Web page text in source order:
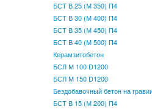
БСТ В 25 (М 350) П4
БСТ В 30 (М 400) П4
БСТ В 35 (М 450) П4
БСТ В 40 (М 500) П4
Керамзитобетон
БСЛ М 100 D1200
БСЛ М 150 D1200
Бездобавочный бетон на
БСТ В 15 (М 200) П4